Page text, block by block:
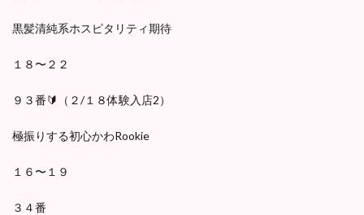
黒髪清純系ホスピタリティ期待
１８〜２２
９３番🔰（２/１８体験入店2）
極振りする初心かわRookie
１６〜１９
３４番